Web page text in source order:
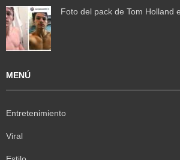
Foto del pack de Tom Holland
MENÚ
Entretenimiento
Viral